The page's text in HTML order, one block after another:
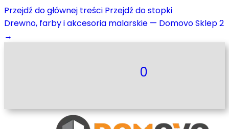
Przejdź do głównej treści Przejdź do stopki
Drewno, farby i akcesoria malarskie — Domovo Sklep 2
→
0